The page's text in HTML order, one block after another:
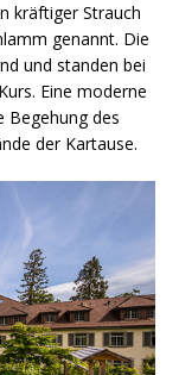
kräftiger Strauch
genannt. Die
und standen bei
Eine moderne
Begehung des
der Kartause.